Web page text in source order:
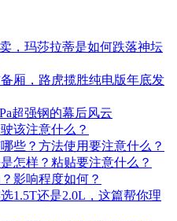
，玛莎拉蒂是如何跌落神坛
厢，路虎揽胜纯电版年底发
超强钢的幕后风云
该注意什么？
些？方法使用要注意什么？
怎样？粘贴要注意什么？
影响程度如何？
1.5T还是2.0L，这篇帮你理